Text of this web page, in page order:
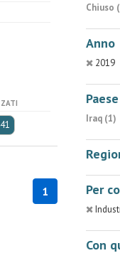
1
Chiuso
Anno
2019
Paese
Iraq (1)
Per
Con